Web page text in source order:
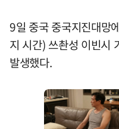
9일 중국 중국지진대망
지 시간) 쓰촨성 이빈시
발생했다.